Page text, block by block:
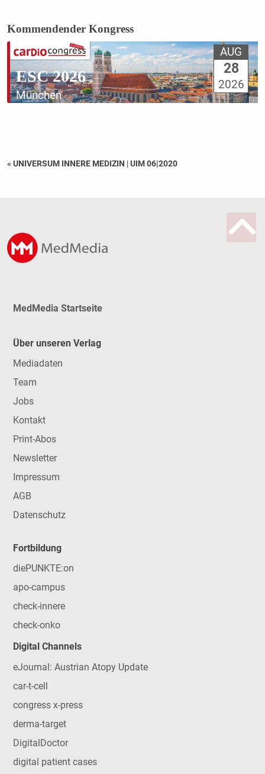
Kommendender Kongress
ESC 2026
München
AUG
28
2026
« UNIVERSUM INNERE MEDIZIN |UIM 06|2020
MedMedia Startseite
Über unseren Verlag
Mediadaten
Team
Jobs
Kontakt
Print-Abos
Newsletter
Impressum
AGB
Datenschutz
Fortbildung
diePUNKTE:on
apo-campus
check-innere
check-onko
Digital Channels
eJournal: Austrian Atopy Update
car-t-cell
congress x-press
derma-target
DigitalDoctor
digital patient cases